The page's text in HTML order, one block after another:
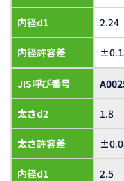
内径d1
内径許容差
2.24
JIS呼び番号
太さd2
太さ許容差
内径d1
1.8
2.5